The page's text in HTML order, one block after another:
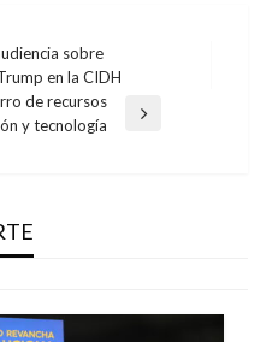
sobre
en la CIDH
de recursos
y tecnología
11, 2016